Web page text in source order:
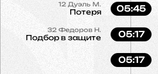
12Дуэль М.
Потеря 05:45
32 Федоров Н.
Подбор в защите 05:17
05:17